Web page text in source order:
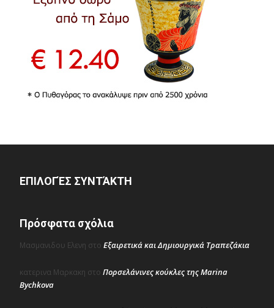
ΕΠΙΛΟΓΈΣ ΣΥΝΤΆΚΤΗ
Πρόσφατα σχόλια
Μασμανιδου Ελενη στο Εξαιρετικά και Δημιουργικά Τραπεζάκια
κατερινα Μαρκακη στο Πορσελάνινες κούκλες της Marina
Bychkova